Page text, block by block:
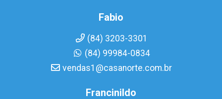
Fabio
(84) 3203-3301
(84) 99984-0834
vendas1@casanorte.com.br
Francinildo